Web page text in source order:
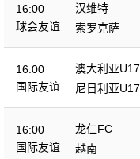
16:00
球会友谊
汉维特
索罗克萨
16:00
国际友谊
澳大利亚U17
尼日利亚U17
16:00
国际友谊
龙仁FC
越南